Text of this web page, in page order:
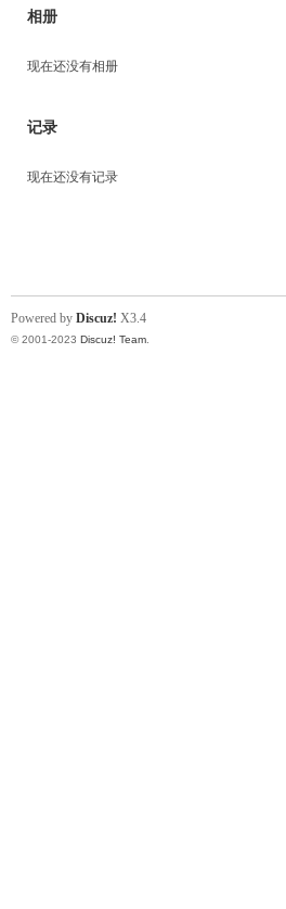
相册
现在还没有相册
记录
现在还没有记录
Powered by Discuz! X3.4
© 2001-2023 Discuz! Team